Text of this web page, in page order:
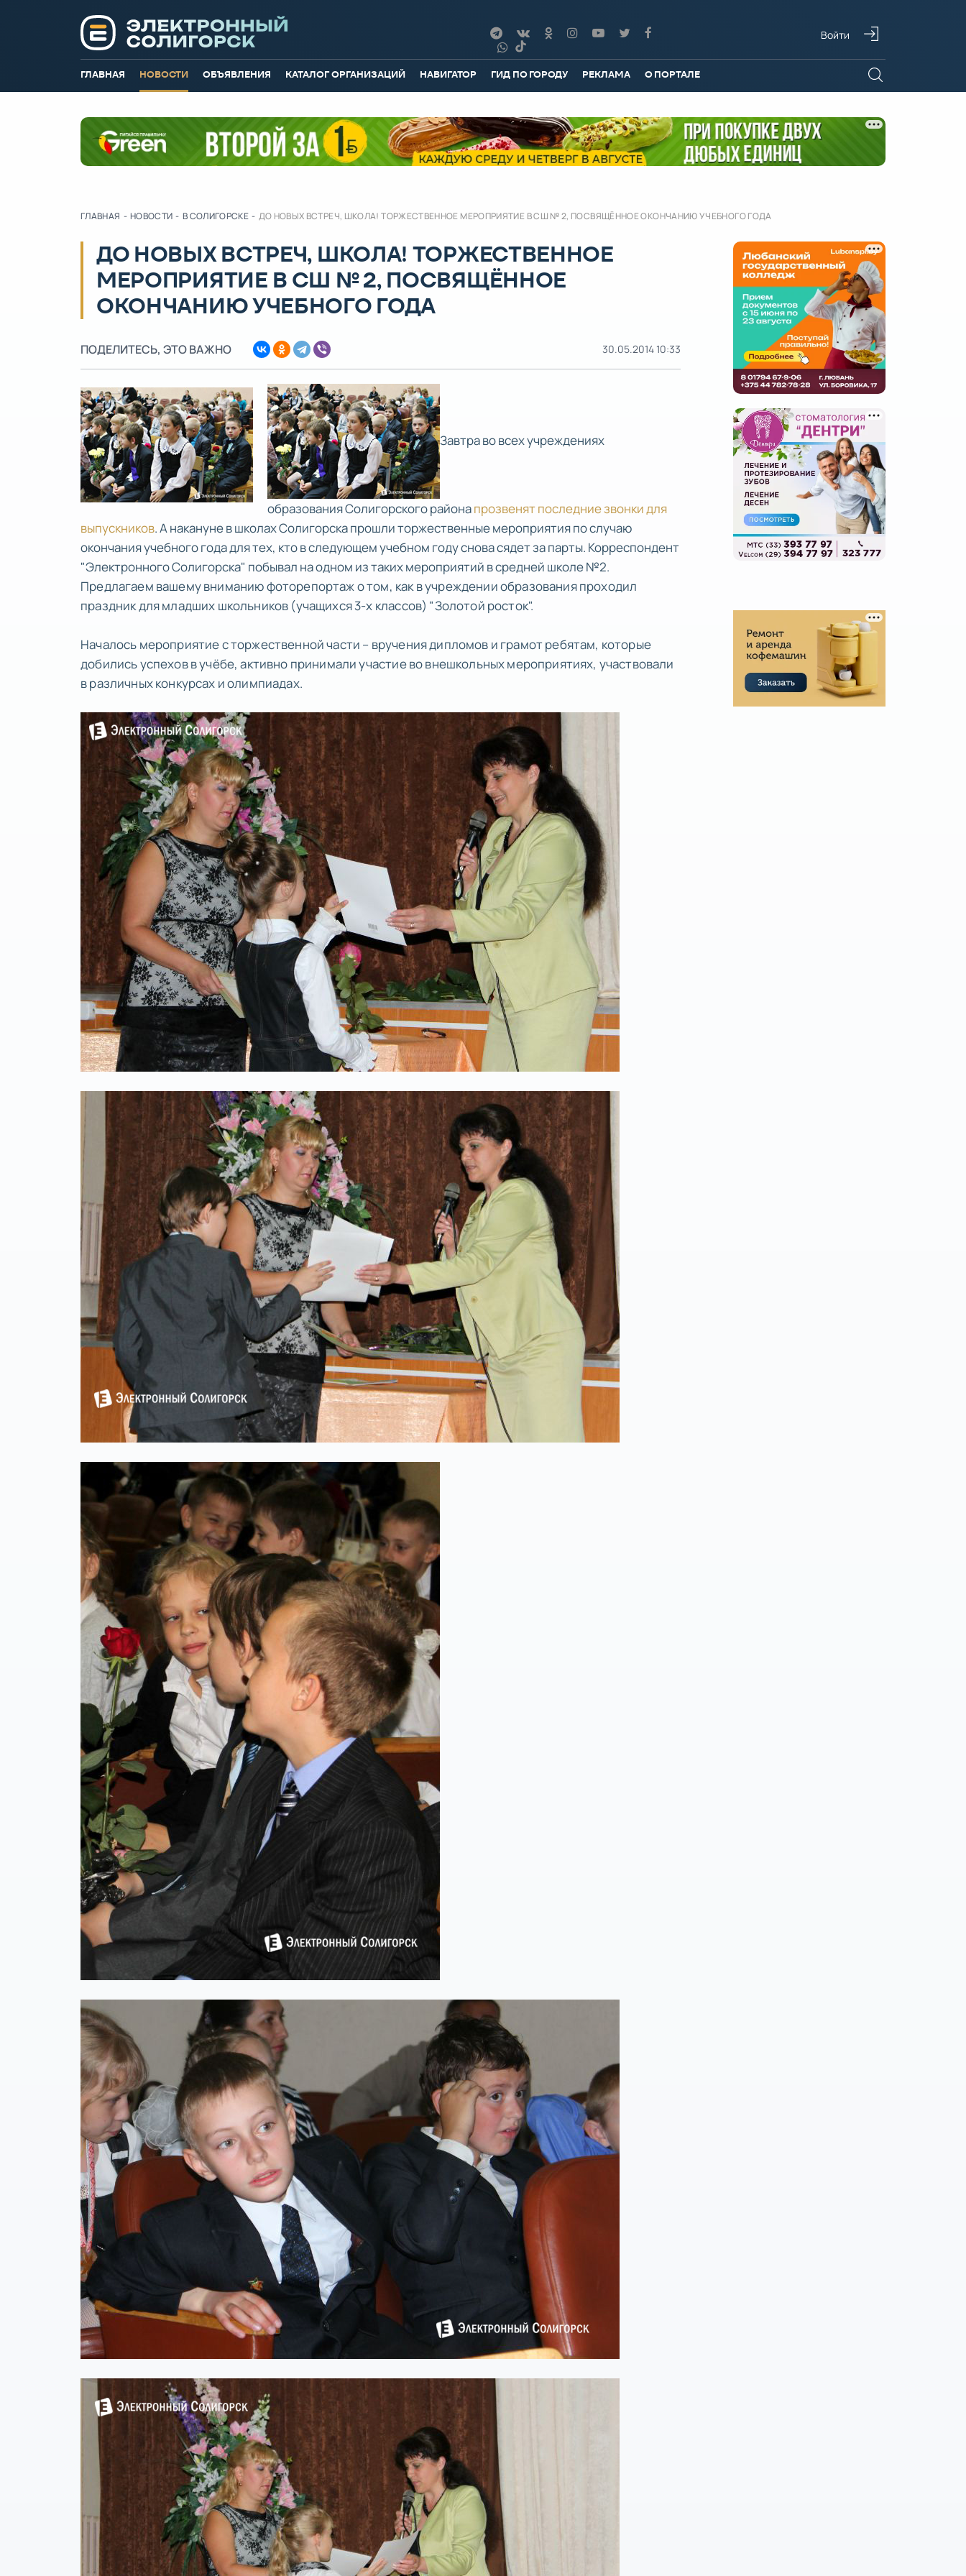
Войти
ГЛАВНАЯ НОВОСТИ ОБЪЯВЛЕНИЯ КАТАЛОГ ОРГАНИЗАЦИЙ НАВИГАТОР ГИД ПО ГОРОДУ РЕКЛАМА О ПОРТАЛЕ
ГЛАВНАЯ - НОВОСТИ - В СОЛИГОРСКЕ - ДО НОВЫХ ВСТРЕЧ, ШКОЛА! ТОРЖЕСТВЕННОЕ МЕРОПРИЯТИЕ В СШ № 2, ПОСВЯЩЁННОЕ ОКОНЧАНИЮ УЧЕБНОГО ГОДА
ДО НОВЫХ ВСТРЕЧ, ШКОЛА! ТОРЖЕСТВЕННОЕ
МЕРОПРИЯТИЕ В СШ № 2, ПОСВЯЩЁННОЕ
ОКОНЧАНИЮ УЧЕБНОГО ГОДА
ПОДЕЛИТЕСЬ, ЭТО ВАЖНО 30.05.2014 10:33
Завтра во всех учреждениях
образования Солигорского районапрозвенят последние звонки для
выпускников. А накануне в школах Солигорска прошли торжественные мероприятия по случаю
окончания учебного года для тех, кто в следующем учебном году снова сядет за парты. Корреспондент
"Электронного Солигорска" побывал на одном из таких мероприятий в средней школе №2.
Предлагаем вашему вниманию фоторепортаж о том, как в учреждении образования проходил
праздник для младших школьников (учащихся 3-х классов) "Золотой росток".
Началось мероприятие с торжественной части – вручения дипломов и грамот ребятам, которые
добились успехов в учёбе, активно принимали участие во внешкольных мероприятиях, участвовали
в различных конкурсах и олимпиадах.